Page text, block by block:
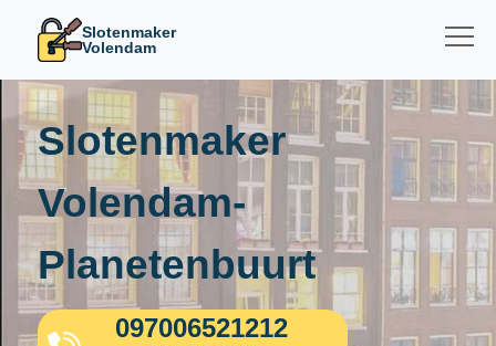
Slotenmaker
Volendam
Slotenmaker
Volendam-
Planetenbuurt
097006521212